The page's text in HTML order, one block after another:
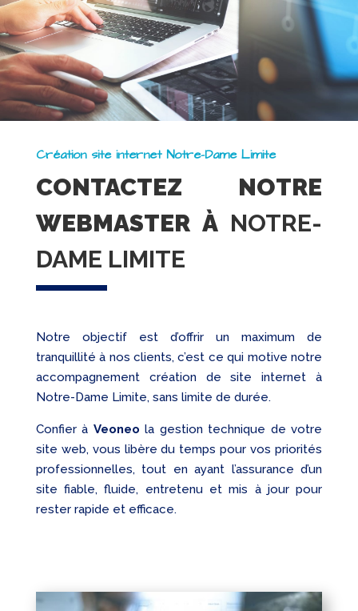
Création site internet Notre-Dame Limite
CONTACTEZ NOTRE
WEBMASTER À NOTRE-
DAME LIMITE
Notre objectif est d’offrir un maximum de
tranquillité à nos clients, c’est ce qui motive notre
accompagnement création de site internet à
Notre-Dame Limite, sans limite de durée.
Confier à Veoneo la gestion technique de votre
site web, vous libère du temps pour vos priorités
professionnelles, tout en ayant l’assurance d’un
site fiable, fluide, entretenu et mis à jour pour
rester rapide et efficace.